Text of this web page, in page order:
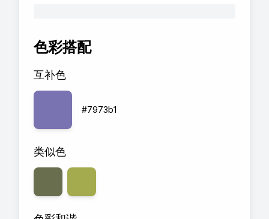
色彩搭配
互补色
#7973b1
类似色